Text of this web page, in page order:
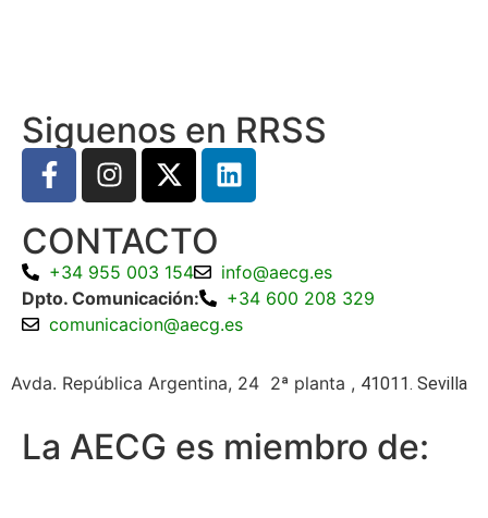
Siguenos en RRSS
CONTACTO
+34 955 003 154
info@aecg.es
Dpto. Comunicación:
+34 600 208 329
comunicacion@aecg.es
Avda. República Argentina, 24 2ª planta , 41011. Sevilla
La AECG es miembro de: